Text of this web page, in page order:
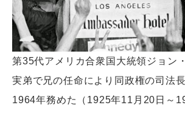
第35代アメリカ合衆国大統領ジョン
実弟で兄の任命により同政権の司法
1964年務めた（1925年11月20日～